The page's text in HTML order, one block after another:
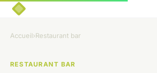
Accueil›Restaurant bar
RESTAURANT BAR